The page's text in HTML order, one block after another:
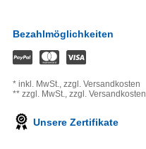
Bezahlmöglichkeiten
* inkl. MwSt., zzgl. Versandkosten
** zzgl. MwSt., zzgl. Versandkosten
Unsere Zertifikate